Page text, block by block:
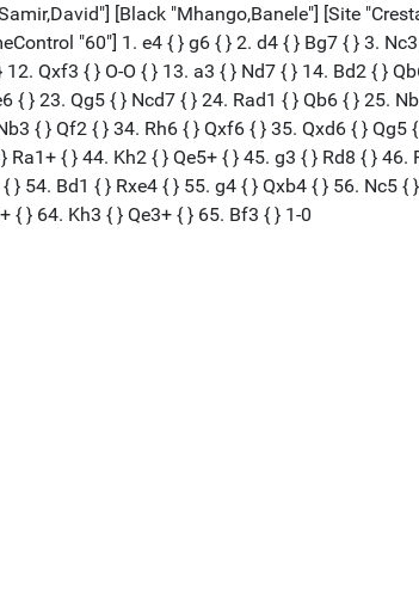
[Black "Mhango,Banele"] [Site
"60"] 1. e4 { } g6 { } 2. d4 { } Bg7 { } 3.
Qxf3 { } O-O { } 13. a3 { } Nd7 { } 14. Bd2 { }
} 23. Qg5 { } Ncd7 { } 24. Rad1 { } Qb6 { } 25.
{ } Qf2 { } 34. Rh6 { } Qxf6 { } 35. Qxd6 { }
{ } 44. Kh2 { } Qe5+ { } 45. g3 { } Rd8 { }
54. Bd1 { } Rxe4 { } 55. g4 { } Qxb4 { } 56. Nc5
{ } 64. Kh3 { } Qe3+ { } 65. Bf3 { } 1-0